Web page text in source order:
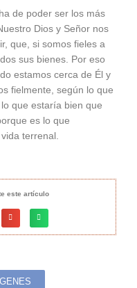
de poder ser los más
Dios y Señor nos
que, si somos fieles a
sus bienes. Por eso
estamos cerca de Él y
fielmente, según lo que
que estaría bien que
es lo que
terrenal.
este artículo